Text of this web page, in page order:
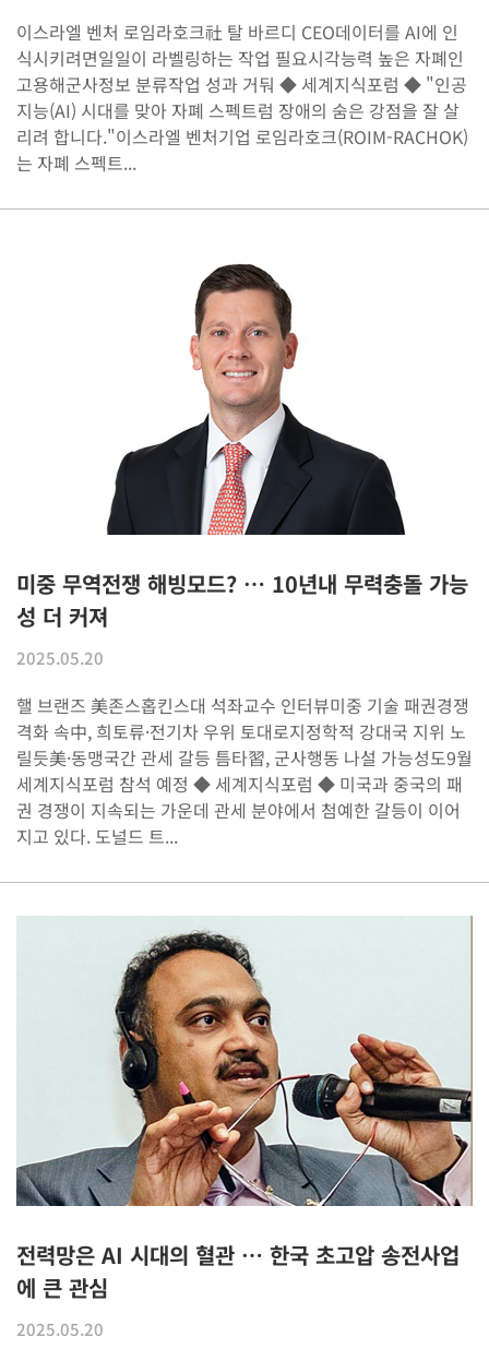
이스라엘 벤처 로임라호크社 탈 바르디 CEO데이터를 AI에 인
식시키려면일일이 라벨링하는 작업 필요시각능력 높은 자폐인
고용해군사정보 분류작업 성과 거둬 ◆ 세계지식포럼 ◆ ​"인공
지능(AI) 시대를 맞아 자폐 스펙트럼 장애의 숨은 강점을 잘 살
리려 합니다."이스라엘 벤처기업 로임라호크(ROIM-RACHOK)
는 자폐 스펙트...
미중 무역전쟁 해빙모드? … 10년내 무력충돌 가능
성 더 커져
2025.05.20
핼 브랜즈 美존스홉킨스대 석좌교수 인터뷰미중 기술 패권경쟁
격화 속中, 희토류·전기차 우위 토대로지정학적 강대국 지위 노
릴듯美·동맹국간 관세 갈등 틈타習, 군사행동 나설 가능성도9월
세계지식포럼 참석 예정 ◆ 세계지식포럼 ◆ 미국과 중국의 패
권 경쟁이 지속되는 가운데 관세 분야에서 첨예한 갈등이 이어
지고 있다. 도널드 트...
전력망은 AI 시대의 혈관 … 한국 초고압 송전사업
에 큰 관심
2025.05.20